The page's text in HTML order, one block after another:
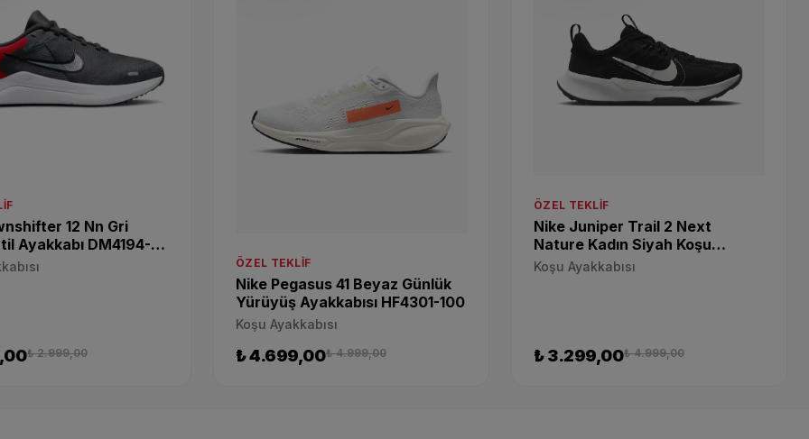
12 Nn Gri
Ayakkabı DM4194-
₺ 2.999,00
ÖZEL TEKLIF
Nike Pegasus 41 Beyaz Günlük
Yürüyüş Ayakkabısı HF4301-100
Koşu Ayakkabısı
₺ 4.699,00₺ 4.999,00
ÖZEL TEKLIF
Nike Juniper Trail 2 Next
Nature Kadın Siyah Koşu
Ayakkabısı dm0821-001
Koşu Ayakkabısı
₺ 3.299,00₺ 4.999,00